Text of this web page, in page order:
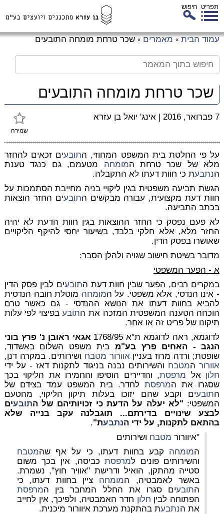
תפריט חיפוש
עמוד הבית » מאמרים » שכר טרחת מומחה התובעים
שכר טרחת מומחה התובעים
שמירה
7 פברואר, 2016 | אינג' יואל בן עזרא
על פי החלטת בית המשפט המחוזי, התובעים זכאים להחזר
מלא של שכר טרחת המומחה מטעמם, גם כנגד טענת
הנתבעת כי חוות דעתו לא התקבלה.
הגשת תביעה משפטית בגין ליקויי בניה מחייבת הסתמכות על
חוות דעת מקצועית, עבורה מבקשים התובעים החזר הוצאות
בכתב התביעה.
לא פעם נפסק כי החזר ההוצאות בגין חוות הדעת לא יהיה
החזר מלא, אלא חלקי בלבד, בשיעור יחסי להיקף הליקויים
שאושרו בפסק הדין.
מדובר בשיטת חישוב שגויה ולהלן הסבר:
א - הפער המשפטי
במקרים רבים, הפער שבין חוות דעת התובעים לבין פסק הדין
- אינו הנדסי, אלא משפטי. על המומחה מוטלת חובה הנדסית
להביא בחוות דעתו את הנושא ההנדסי - גם כאשר טרם
הוכחה הטענה המשפטית המזכה את התובעבפיצוי לפי עלות
תיקונו של פריט זה או אחר.
לדוגמא, ראה לדוגמא ת"א 1768/95
אגאי ראובן נ' פרץ בוני
הנגב - האחים פרץ בע"מ בית משפט השלום באשדוד,
שופטת; ורדה מרוז בעניין אוורור מטבח ושירותים. במקרה דנן,
אוורורהמטבח והשירותים נבנה בניגוד לתקנות דאז - על ידי
חלון אל מרפסת, והדיירים הוסיפו והחמירו את הליקוי בכך
שסגרו את המרפסתלחדר. בית המשפט עמד בצידם של
התובעים וקבע שהם יזוכו בעלות תיקון הליקוי, מהטעם
המשפטי: "לא יעלה על הדעת כי זכויותיהם של התובעים
לבצע שינויים בדירתם... תוגבלנה עקב בנייה שלא
בהתאם לתקנות, על ידי הנתבעת".
"איוורור מטבח ושירותים
המומחה קבע בחוות דעתו, כי על אף שהמטבח
והשירותים פונים למרפסתכביסה, אין בכך משום
סטייה מהתקן, הואיל ודרישת "אוויר חוץ", נשמרת.
באשר לאמבטיה, המומחה ציין בחוות דעתו, כי
התובעים סגרו את החלל המחבר בין המרפסת
הפתוחה לבין חלון חדר האמבטיה, ולפיכך, אין לחייב
את הנתבעת בהתקנת מערכת איוורור מיכנית.